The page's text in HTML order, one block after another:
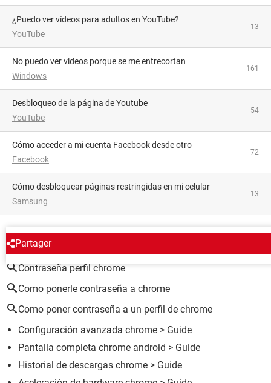
¿Puedo ver vídeos para adultos en YouTube?
YouTube
13
No puedo ver videos porque se me entrecortan
Windows
161
Desbloqueo de la página de Youtube
YouTube
54
Cómo acceder a mi cuenta Facebook desde otro
Facebook
72
Cómo desbloquear páginas restringidas en mi celular
Samsung
13
Partager
ALREDEDOR DEL MISMO TEMA
Contraseña perfil chrome
Como ponerle contraseña a chrome
Como poner contraseña a un perfil de chrome
Configuración avanzada chrome > Guide
Pantalla completa chrome android > Guide
Historial de descargas chrome > Guide